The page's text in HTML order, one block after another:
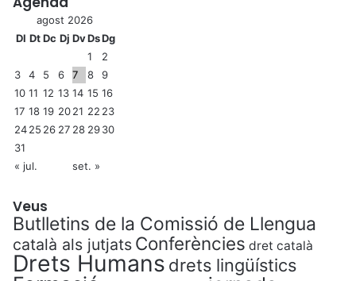
agost 2026
Dl DtDc Dj DvDsDg
1
2
3
4 5 6 7 8
9
10 11 12 13 14 15 16
17 18 19 2021 22 23
2425 26 27 28 2930
31
« jul.
set. »
Veus
Butlletins de la Comissió de Llengua
català als jutjats Conferències dret català
Drets Humans drets lingüístics